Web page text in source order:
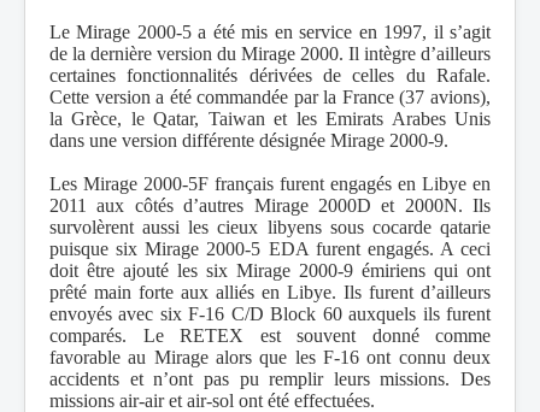
Le Mirage 2000-5 a été mis en service en 1997, il s’agit
de la dernière version du Mirage 2000. Il intègre d’ailleurs
certaines fonctionnalités dérivées de celles du Rafale.
Cette version a été commandée par la France (37 avions),
la Grèce, le Qatar, Taiwan et les Emirats Arabes Unis
dans une version différente désignée Mirage 2000-9.
Les Mirage 2000-5F français furent engagés en Libye en
2011 aux côtés d’autres Mirage 2000D et 2000N. Ils
survolèrent aussi les cieux libyens sous cocarde qatarie
puisque six Mirage 2000-5 EDA furent engagés. A ceci
doit être ajouté les six Mirage 2000-9 émiriens qui ont
prêté main forte aux alliés en Libye. Ils furent d’ailleurs
envoyés avec six F-16 C/D Block 60 auxquels ils furent
comparés. Le RETEX est souvent donné comme
favorable au Mirage alors que les F-16 ont connu deux
accidents et n’ont pas pu remplir leurs missions. Des
missions air-air et air-sol ont été effectuées.